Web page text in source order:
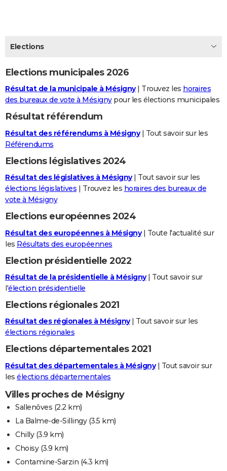
CARTE DE VOEUX
Carte de Noël
Carte Bonne année
Carte Saint-Valentin
Carte Pâques
Carte d'anniversaire
DICTIONNAIRE
Dictionnaire
Biographies
Citations
Expressions
Proverbes
PROGRAMME TV
COPAINS D'AVANT
AVIS DE DÉCÈS
FORUM
Bricolage
Lifestyle
Culture
Sport
Auto
Television
Voyage
Cinema
Elections
Elections municipales 2026
Résultat de la municipale à Mésigny| Trouvez les horaires
des bureaux de vote à Mésignypour les élections municipales
Résultat référendum
Résultat des référendums à Mésigny| Tout savoir sur les
Référendums
Elections législatives 2024
Résultat des législatives à Mésigny| Tout savoir sur les
élections législatives | Trouvez les horaires des bureaux de
vote à Mésigny
Elections européennes 2024
Résultat des européennes à Mésigny| Toute l'actualité sur
les Résultats des européennes
Election présidentielle 2022
Résultat de la présidentielle à Mésigny| Tout savoir sur
l'élection présidentielle
Elections régionales 2021
Résultat des régionales à Mésigny| Tout savoir sur les
élections régionales
Elections départementales 2021
Résultat des départementales à Mésigny| Tout savoir sur
les élections départementales
Villes proches de Mésigny
Sallenôves (2.2 km)
La Balme-de-Sillingy(3.5 km)
Chilly(3.9 km)
Choisy(3.9 km)
Contamine-Sarzin (4.3 km)